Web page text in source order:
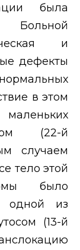
была
и
дефекты
в этом
(22-й
случаем
тело этой
было
одной из
(13-й